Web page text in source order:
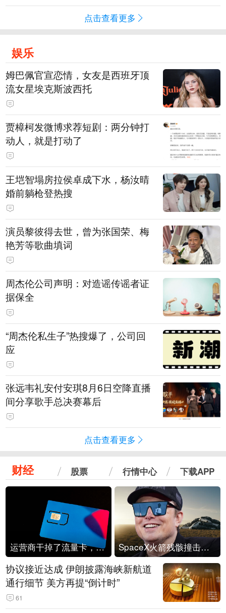
点击查看更多
娱乐
姆巴佩官宣恋情，女友是西班牙顶
流女星埃克斯波西托
贾樟柯发微博求荐短剧：两分钟打
动人，就是打动了
王垲智塌房拉侯卓成下水，杨汝晴
婚前躺枪登热搜
演员黎彼得去世，曾为张国荣、梅
艳芳等歌曲填词
周杰伦公司声明：对造谣传谣者证
据保全
“周杰伦私生子”热搜爆了，公司回
应
张远韦礼安付安琪8月6日空降直播
间分享歌手总决赛幕后
点击查看更多
财经 股票 行情中心 下载APP
运营商干掉了流量卡，他们真的玩不起了 SpaceX火箭残骸撞击月球
协议接近达成 伊朗披露海峡新航道
通行细节 美方再提“倒计时”
61